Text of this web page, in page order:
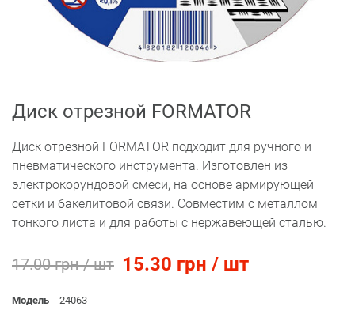
Диск отрезной FORMATOR
Диск отрезной FORMATOR подходит для ручного и
пневматического инструмента. Изготовлен из
электрокорундовой смеси, на основе армирующей
сетки и бакелитовой связи. Совместим с металлом
тонкого листа и для работы с нержавеющей сталью.
15.30 грн / шт
17.00 грн / шт
Модель 24063